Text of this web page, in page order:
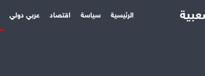
الرئيسية سياسة اقتصاد عربي دولي